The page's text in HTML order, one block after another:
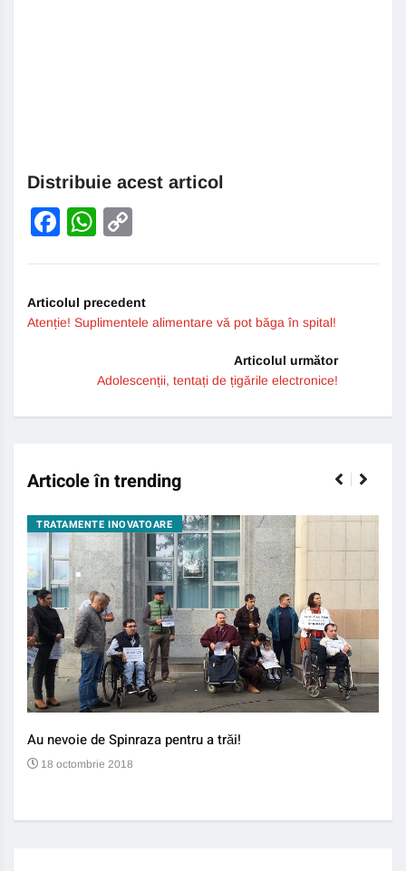
Distribuie acest articol
Facebook
WhatsApp
Articolul precedent
Atenție! Suplimentele alimentare vă pot băga în spital!
Articolul următor
Adolescenții, tentați de țigările electronice!
Articole în trending
TRATAMENTE INOVATOARE
Au nevoie de Spinraza pentru a trăi!
18 octombrie 2018